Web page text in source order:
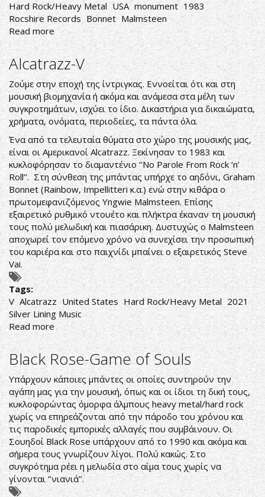
Hard Rock/Heavy Metal USA monument 1983
Rocshire Records Bonnet Malmsteen
Read more about
Alcatrazz-
No
Parole
from
Rock
'n'
Roll
Alcatrazz-V
Ζούμε στην εποχή της ίντριγκας. Εννοείται ότι και στη
μουσική βιομηχανία ή ακόμα και ανάμεσα στα μέλη των
συγκροτημάτων, ισχύει το ίδιο. Δικαστήρια για δικαιώματα,
χρήματα, ονόματα, περιοδείες, τα πάντα όλα.
Ένα από τα τελευταία θύματα στο χώρο της μουσικής μας,
είναι οι Αμερικανοί Alcatrazz. Ξεκίνησαν το 1983 και
κυκλοφόρησαν το διαμαντένιο ‘’No Parole From Rock ‘n’
Roll’’. Στη σύνθεση της μπάντας υπήρχε το αηδόνι, Graham
Bonnet (Rainbow, Impellitteri κ.α.) ενώ στην κιθάρα ο
πρωτομεφανιζόμενος Yngwie Malmsteen. Επίσης
εξαιρετικό ρυθμικό ντουέτο και πλήκτρα έκαναν τη μουσική
τους πολύ μελωδική και πιασάρικη. Δυστυχώς ο Malmsteen
αποχωρεί τον επόμενο χρόνο να συνεχίσει την προσωπική
του καριέρα και στο παιχνίδι μπαίνει ο εξαιρετικός Steve
Vai.
Tags:
V Alcatrazz United States Hard Rock/Heavy Metal 2021
Silver Lining Music
Read more about
Alcatrazz-
V
Black Rose-Game of Souls
Υπάρχουν κάποιες μπάντες οι οποίες συντηρούν την
αγάπη μας για την μουσική, όπως και οι ίδιοι τη δική τους,
κυκλοφορώντας όμορφα άλμπους heavy metal/hard rock
χωρίς να επηρεάζονται από την πάροδο του χρόνου και
τις παροδικές εμπορικές αλλαγές που συμβάινουν. Οι
Σουηδοί Black Rose υπάρχουν από το 1990 και ακόμα και
σήμερα τους γνωρίζουν λίγοι. Πολύ κακώς. Στο
συγκρότημα ρέει η μελωδία στο αίμα τους χωρίς να
γίνονται ‘’νιανιά’’.